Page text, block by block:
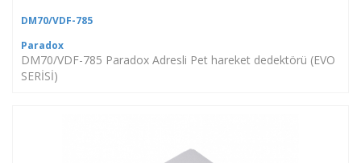
DM70/VDF-785
Paradox
DM70/VDF-785 Paradox Adresli Pet hareket dedektörü (EVO
SERİSİ)